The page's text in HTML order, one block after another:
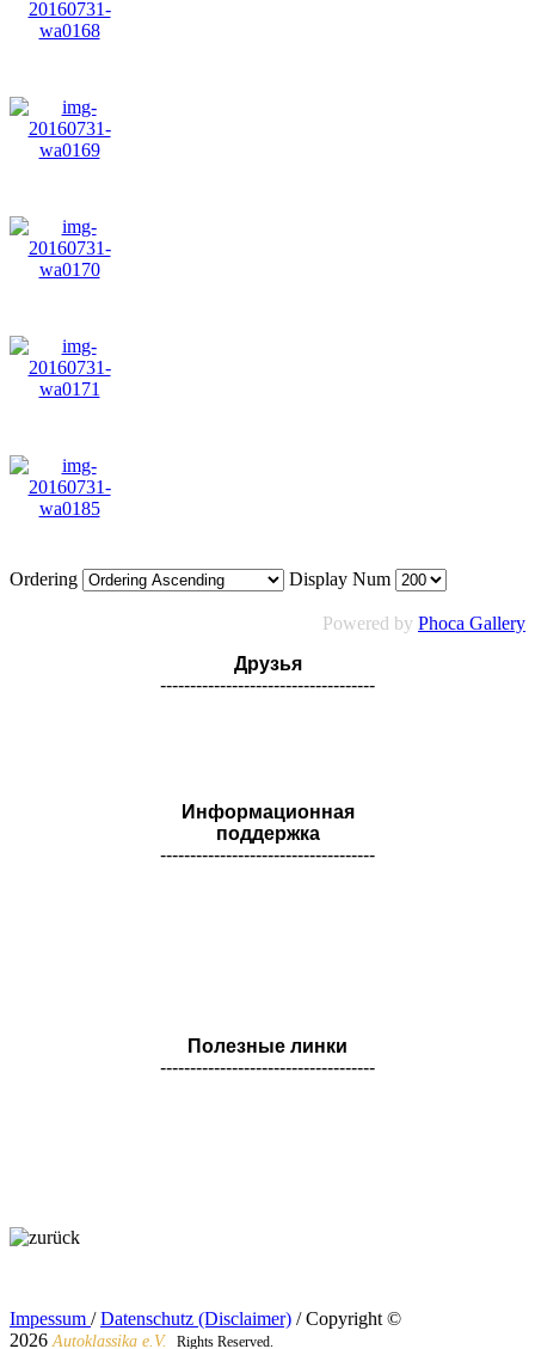
Ordering Display Num
Powered by Phoca Gallery
Друзья
------------------------------------
Информационная
поддержка
------------------------------------
Полезные линки
------------------------------------
Impessum /Datenschutz (Disclaimer) / Copyright ©
2026 Autoklassika e.V. Rights Reserved.